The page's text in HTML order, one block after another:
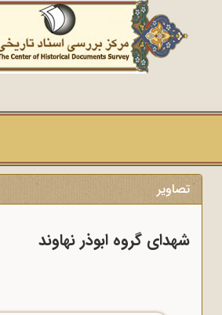
تصاویر
شهدای گروه ابوذر نهاوند